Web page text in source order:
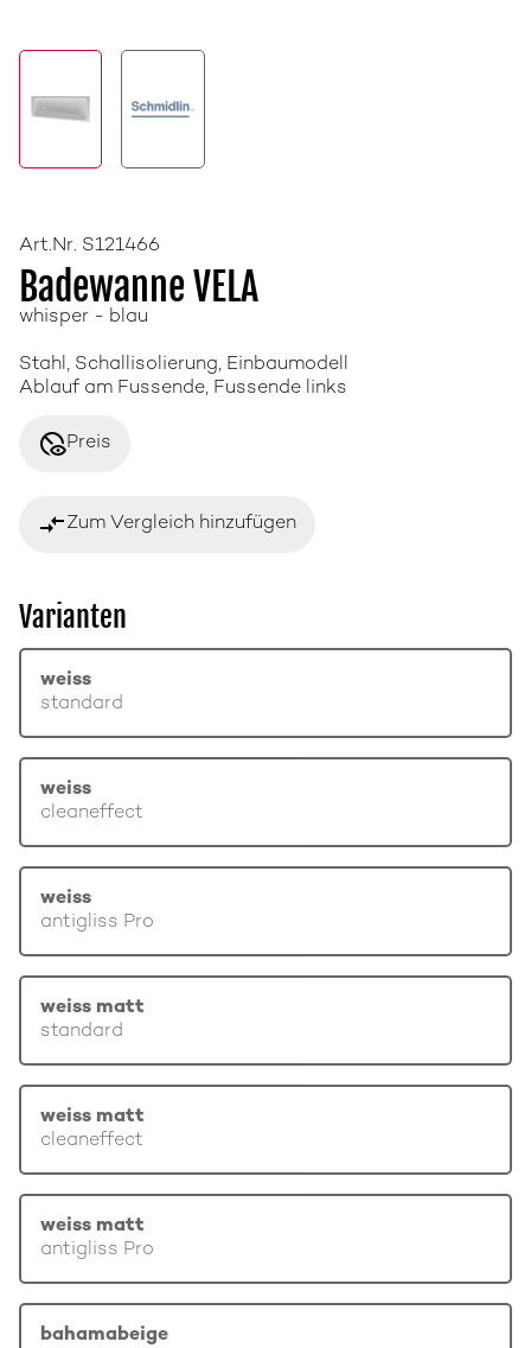
Art.Nr. S121466
Badewanne VELA
whisper - blau
Stahl, Schallisolierung, Einbaumodell
Ablauf am Fussende, Fussende links
disabled_visiblePreis
compare_arrowsZum Vergleich hinzufügen
Varianten
weiss
standard
weiss
cleaneffect
weiss
antigliss Pro
weiss matt
standard
weiss matt
cleaneffect
weiss matt
antigliss Pro
bahamabeige